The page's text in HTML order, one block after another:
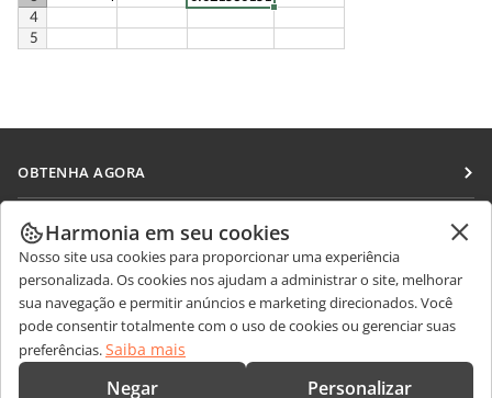
OBTENHA AGORA
Docs
DocSpace
Workspace
Conectores
Aplicativos para desktop
Aplicativos móveis
COLABORAR
Para colaboradores
Para tradutores
Para influenciadores
Vagas
RECEBA NOTÍCIAS
Blog
OBTER AJUDA
Fórum
CONTATE-NOS
Harmonia em seu cookies
Nosso site usa cookies para proporcionar uma experiência
personalizada. Os cookies nos ajudam a administrar o site, melhorar
sua navegação e permitir anúncios e marketing direcionados. Você
pode consentir totalmente com o uso de cookies ou gerenciar suas
preferências.Saiba mais
Negar Personalizar